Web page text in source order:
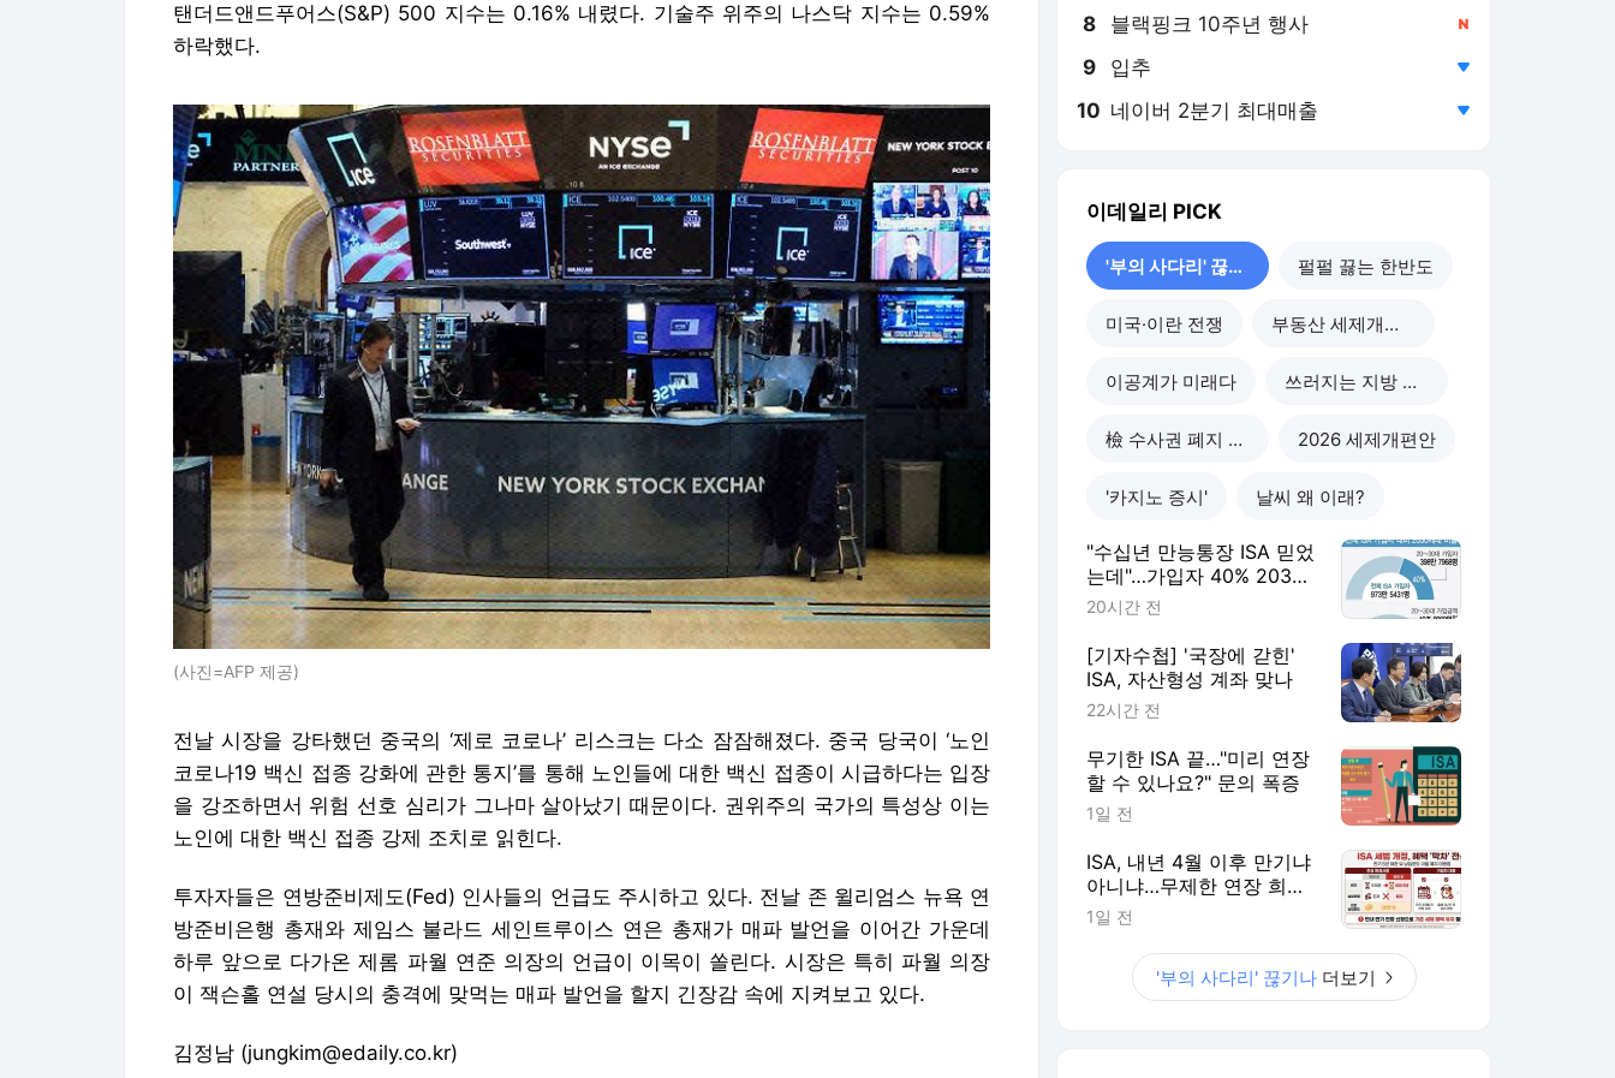
탠더드앤드푸어스(S&P) 500 지수는 0.16% 내렸다. 기술주 위주의 나스닥 지수는 0.59%
하락했다.
(사진=AFP 제공)
전날 시장을 강타했던 중국의 ‘제로 코로나’ 리스크는 다소 잠잠해졌다. 중국 당국이 ‘노인
코로나19 백신 접종 강화에 관한 통지’를 통해 노인들에 대한 백신 접종이 시급하다는 입장
을 강조하면서 위험 선호 심리가 그나마 살아났기 때문이다. 권위주의 국가의 특성상 이는
노인에 대한 백신 접종 강제 조치로 읽힌다.
투자자들은 연방준비제도(Fed) 인사들의 언급도 주시하고 있다. 전날 존 윌리엄스 뉴욕 연
방준비은행 총재와 제임스 불라드 세인트루이스 연은 총재가 매파 발언을 이어간 가운데
하루 앞으로 다가온 제롬 파월 연준 의장의 언급이 이목이 쏠린다. 시장은 특히 파월 의장
이 잭슨홀 연설 당시의 충격에 맞먹는 매파 발언을 할지 긴장감 속에 지켜보고 있다.
김정남 (jungkim@edaily.co.kr)
8 블랙핑크 10주년 행사
9 입추
10 네이버 2분기 최대매출
이데일리 PICK
'부의 사다리' 끊기나 펄펄 끓는 한반도
미국·이란 전쟁 부동산 세제개편 후폭풍
이공계가 미래다 쓰러지는 지방 부동산
檢 수사권 폐지 후폭풍 2026 세제개편안
'카지노 증시' 날씨 왜 이래?
"수십년 만능통장 ISA 믿었
는데"…가입자 40% 2030
'부의 사다리' 끊기나
20시간 전
[기자수첩] '국장에 갇힌'
ISA, 자산형성 계좌 맞나
22시간 전
무기한 ISA 끝…"미리 연장
할 수 있나요?" 문의 폭증
1일 전
ISA, 내년 4월 이후 만기냐
아니냐…무제한 연장 희비
갈려
1일 전
'부의 사다리' 끊기나 더보기